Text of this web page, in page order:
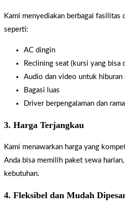
Kami menyediakan berbagai fasilitas
seperti:
AC dingin
Reclining seat (kursi yang bisa
Audio dan video untuk hiburan
Bagasi luas
Driver berpengalaman dan
3. Harga Terjangkau
Kami menawarkan harga yang
Anda bisa memilih paket sewa
kebutuhan.
4. Fleksibel dan Mudah